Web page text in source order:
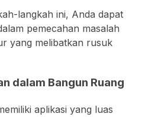
langkah ini, Anda dapat
pemecahan masalah
yang melibatkan rusuk
dalam Bangun Ruang
aplikasi yang luas